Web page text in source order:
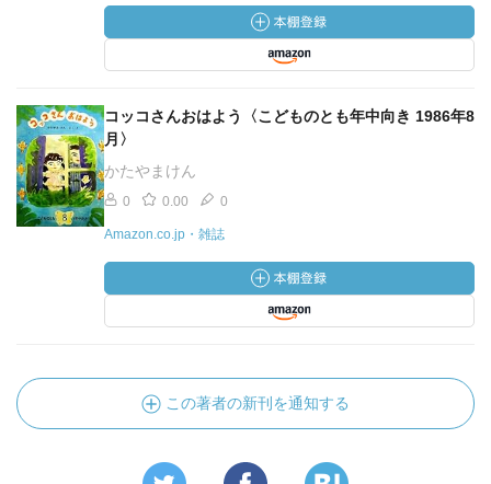
コッコさんおはよう〈こどものとも年中向き 1986年8
月〉
かたやまけん
0 0.00 0
Amazon.co.jp・雑誌
この著者の新刊を通知する